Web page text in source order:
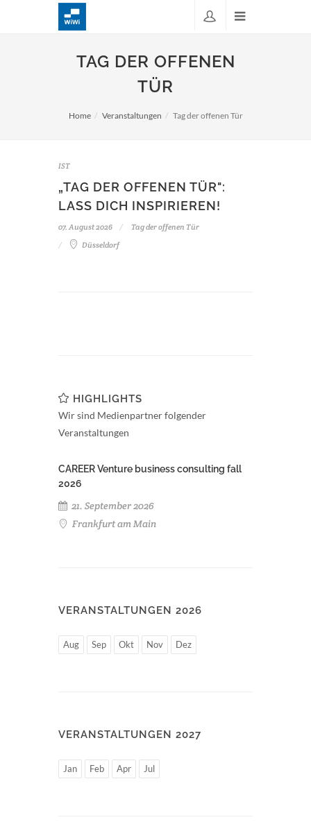
TAG DER OFFENEN
TÜR
Home Veranstaltungen Tag der offenen Tür
IST
„TAG DER OFFENEN TÜR":
LASS DICH INSPIRIEREN!
07. August 2026
Tag der offenen Tür
Düsseldorf
HIGHLIGHTS
Wir sind Medienpartner folgender
Veranstaltungen
CAREER Venture business consulting fall
2026
21. September 2026
Frankfurt am Main
VERANSTALTUNGEN 2026
Aug Sep Okt Nov Dez
VERANSTALTUNGEN 2027
Jan Feb Apr Jul